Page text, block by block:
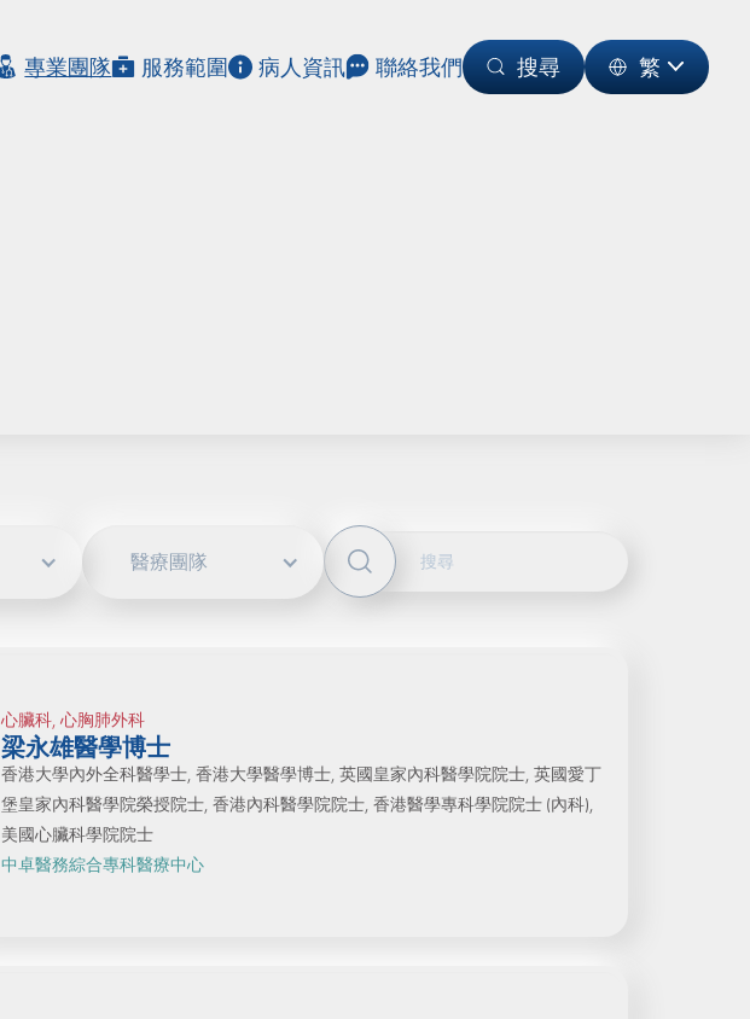
專業團隊 服務範圍 病人資訊 聯絡我們 搜尋 繁
醫療團隊
心臟科, 心胸肺外科
梁永雄醫學博士
香港大學內外全科醫學士, 香港大學醫學博士, 英國皇家內科醫學院院士, 英國愛丁
堡皇家內科醫學院榮授院士, 香港內科醫學院院士, 香港醫學專科學院院士 (內科),
美國心臟科學院院士
中卓醫務綜合專科醫療中心